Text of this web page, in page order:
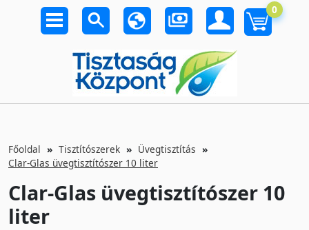
0
Főoldal Tisztítószerek
Üvegtisztítás
Clar-Glas üvegtisztítószer 10 liter
Clar-Glas üvegtisztítószer 10
liter